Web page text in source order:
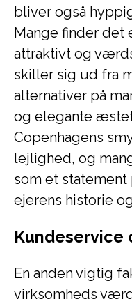
bliver også
Mange finder det
attraktivt og
skiller sig ud fra
alternativer på
og elegante
Copenhagens
lejlighed, og
som et
ejerens historie
Kundeservice
En anden vigtig
virksomheds